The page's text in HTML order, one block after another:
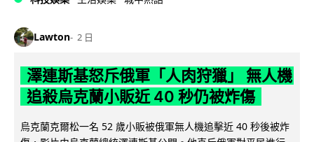
Lawton 2 日
澤連斯基怒斥俄軍「人肉狩獵」 無人機
追殺烏克蘭小販近 40 秒仍被炸傷
烏克蘭克爾松一名 52 歲小販被俄軍無人機追擊近 40 秒後被炸